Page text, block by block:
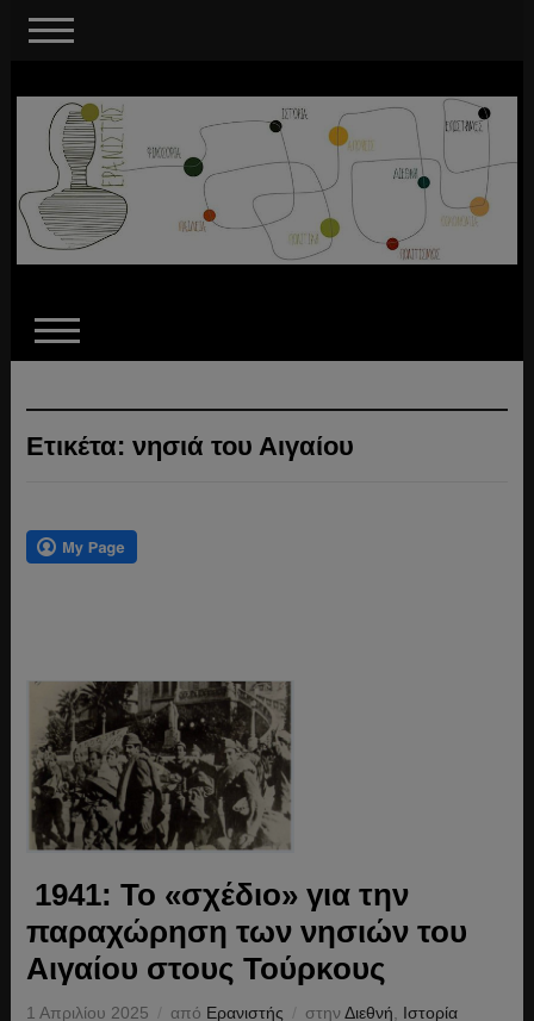
Ετικέτα: νησιά του Αιγαίου
1941: Το «σχέδιο» για την
παραχώρηση των νησιών του
Αιγαίου στους Τούρκους
1 Απριλίου 2025 από Ερανιστής στηνΔιεθνή Ιστορία